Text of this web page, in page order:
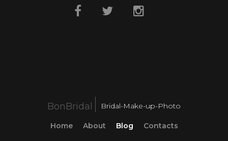
BonBridal Bridal-Make-up-Photo
Home About Blog Contacts